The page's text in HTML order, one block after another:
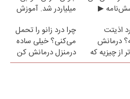
▶
میلیاردر شد. آموزش
اذیتت
درمانش
از چیزیه که
چرا درد زانو را تحمل
می‌کنی؟ خیلی ساده
درمنزل درمانش کن